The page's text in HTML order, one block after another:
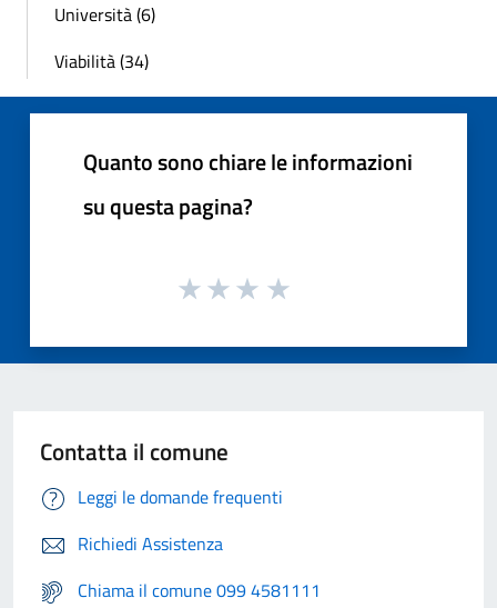
Università (6)
Viabilità (34)
Quanto sono chiare le informazioni
su questa pagina?
Contatta il comune
Leggi le domande frequenti
Richiedi Assistenza
Chiama il comune 099 4581111